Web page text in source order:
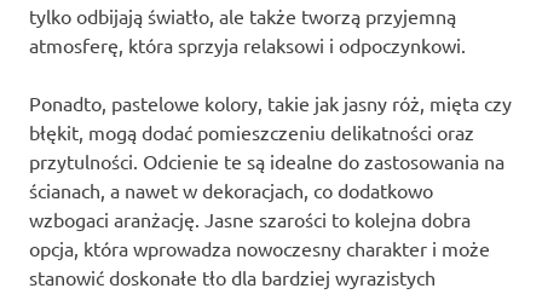
tylko odbijają światło, ale także tworzą przyjemną
atmosferę, która sprzyja relaksowi i odpoczynkowi.
Ponadto, pastelowe kolory, takie jak jasny róż, mięta czy
błękit, mogą dodać pomieszczeniu delikatności oraz
przytulności. Odcienie te są idealne do zastosowania na
ścianach, a nawet w dekoracjach, co dodatkowo
wzbogaci aranżację. Jasne szarości to kolejna dobra
opcja, która wprowadza nowoczesny charakter i może
stanowić doskonałe tło dla bardziej wyrazistych